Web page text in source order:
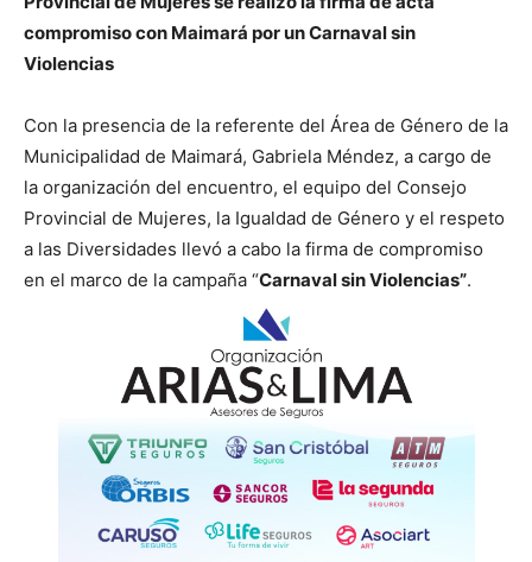
compromiso con Maimará por un Carnaval sin
Violencias
Con la presencia de la referente del Área de Género de la
Municipalidad de Maimará, Gabriela Méndez, a cargo de
la organización del encuentro, el equipo del Consejo
Provincial de Mujeres, la Igualdad de Género y el respeto
a las Diversidades llevó a cabo la firma de compromiso
en el marco de la campaña “Carnaval sin Violencias”.